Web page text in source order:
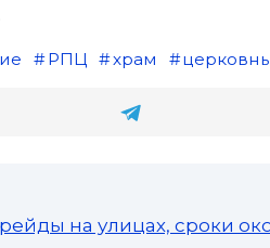
РПЦ храм
на улицах, сроки